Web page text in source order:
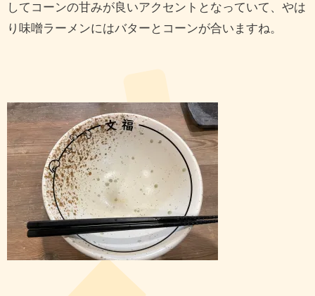
してコーンの甘みが良いアクセントとなっていて、やは
り味噌ラーメンにはバターとコーンが合いますね。